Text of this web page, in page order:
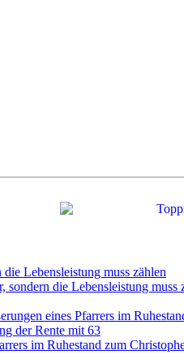
Lebensleistung muss zählen
die Lebensleistung muss
eines Pfarrers im
der Rente mit 63
im Ruhestand zum